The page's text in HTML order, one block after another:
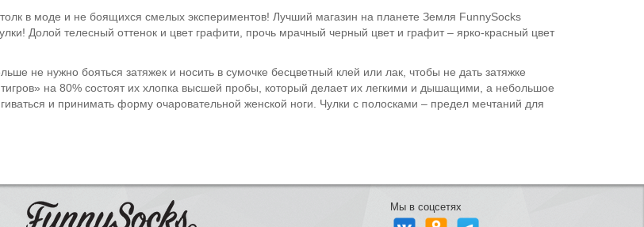
в моде и не боящихся смелых экспериментов! Лучший магазин на планете Земля FunnySocks
Долой телесный оттенок и цвет графити, прочь мрачный черный цвет и графит – ярко-красный цвет
не нужно бояться затяжек и носить в сумочке бесцветный клей или лак, чтобы не дать затяжке
на 80% состоят их хлопка высшей пробы, который делает их легкими и дышащими, а небольшое
и принимать форму очаровательной женской ноги. Чулки с полосками – предел мечтаний для
Мы в соцсетях